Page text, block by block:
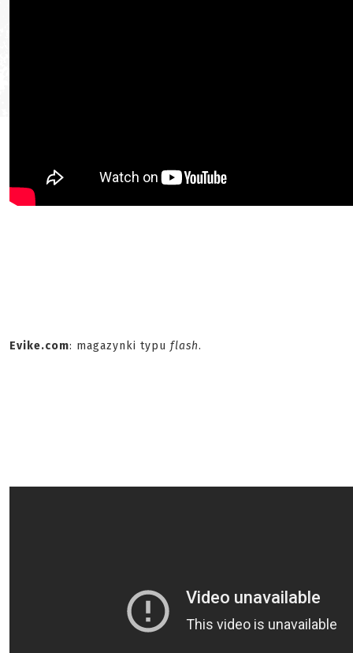
Evike.com: magazynki typu flash.